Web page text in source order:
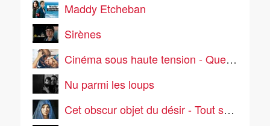
Maddy Etcheban
Sirènes
Cinéma sous haute tension - Que la bête meure
Nu parmi les loups
Cet obscur objet du désir - Tout sur Marie (1/2)